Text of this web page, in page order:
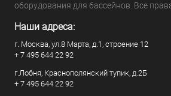
оборудования для бассейнов. Все
Наши адреса:
г. Москва, ул.8 Марта, д.1, строение 12
+ 7 495 644 22 92
г.Лобня, Краснополянский тупик, д.2Б
+ 7 495 644 22 92